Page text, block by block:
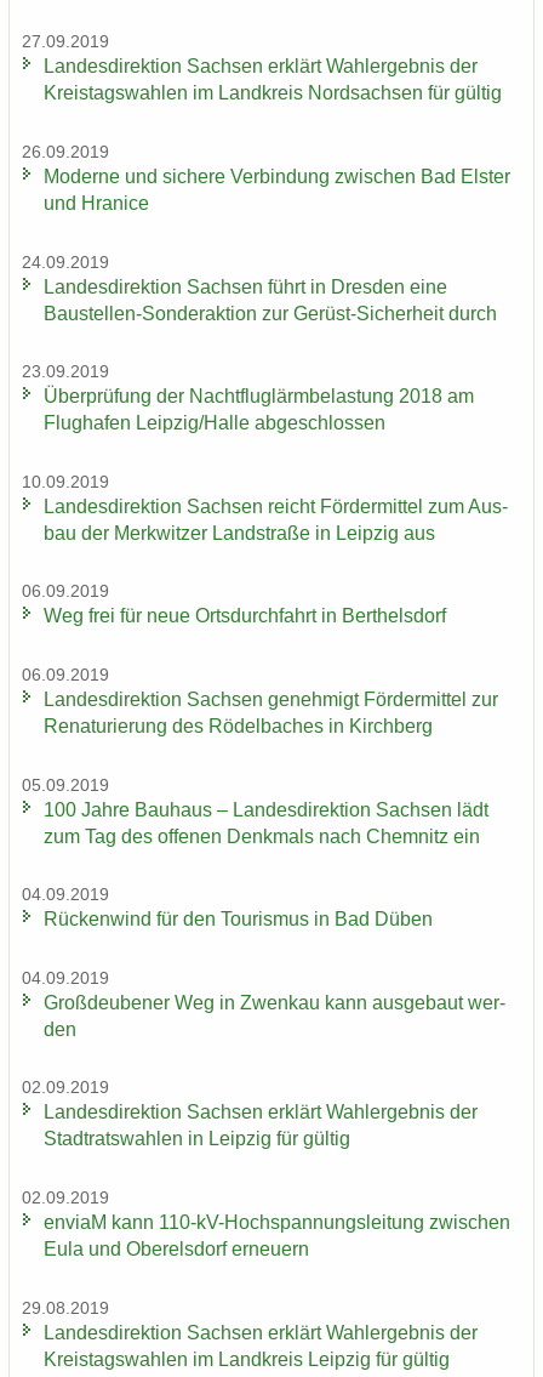
27.09.2019
Lan­des­di­rek­ti­on Sach­sen er­klärt Wahl­er­geb­nis der
Kreis­tags­wah­len im Land­kreis Nord­sach­sen für gül­tig
26.09.2019
Mo­der­ne und si­che­re Ver­bin­dung zwi­schen Bad Els­ter
und Hra­nice
24.09.2019
Lan­des­di­rek­ti­on Sach­sen führt in Dres­den eine
Baustellen-​Sonderaktion zur Gerüst-​Sicherheit durch
23.09.2019
Über­prü­fung der Nacht­flug­lärm­be­las­tung 2018 am
Flug­ha­fen Leip­zig/Halle ab­ge­schlos­sen
10.09.2019
Lan­des­di­rek­ti­on Sach­sen reicht För­der­mit­tel zum Aus­
bau der Merk­wit­zer Land­stra­ße in Leip­zig aus
06.09.2019
Weg frei für neue Orts­durch­fahrt in Bert­hels­dorf
06.09.2019
Lan­des­di­rek­ti­on Sach­sen ge­neh­migt För­der­mit­tel zur
Re­na­tu­rie­rung des Rö­del­ba­ches in Kirch­berg
05.09.2019
100 Jahre Bau­haus – Lan­des­di­rek­ti­on Sach­sen lädt
zum Tag des of­fe­nen Denk­mals nach Chem­nitz ein
04.09.2019
Rü­cken­wind für den Tou­ris­mus in Bad Düben
04.09.2019
Groß­deu­be­ner Weg in Zwenkau kann aus­ge­baut wer­
den
02.09.2019
Lan­des­di­rek­ti­on Sach­sen er­klärt Wahl­er­geb­nis der
Stadt­rats­wah­len in Leip­zig für gül­tig
02.09.2019
en­viaM kann 110-​kV-Hochspannungsleitung zwi­schen
Eula und Ober­els­dorf er­neu­ern
29.08.2019
Lan­des­di­rek­ti­on Sach­sen er­klärt Wahl­er­geb­nis der
Kreis­tags­wah­len im Land­kreis Leip­zig für gül­tig